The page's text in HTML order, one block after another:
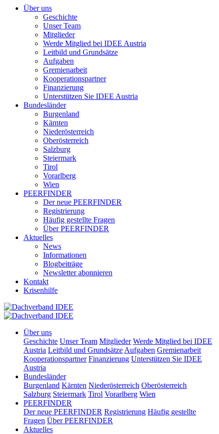
Über uns
Geschichte
Unser Team
Mitglieder
Werde Mitglied bei IDEE Austria
Leitbild und Grundsätze
Aufgaben
Gremienarbeit
Kooperationspartner
Finanzierung
Unterstützen Sie IDEE Austria
Bundesländer
Burgenland
Kärnten
Niederösterreich
Oberösterreich
Salzburg
Steiermark
Tirol
Vorarlberg
Wien
PEERFINDER
Der neue PEERFINDER
Registrierung
Häufig gestellte Fragen
Über PEERFINDER
Aktuelles
News
Informationen
Blogbeiträge
Newsletter abonnieren
Kontakt
Krisenhilfe
Über uns
Geschichte Unser Team Mitglieder Werde Mitglied bei IDEE
Austria Leitbild und Grundsätze Aufgaben Gremienarbeit
Kooperationspartner Finanzierung Unterstützen Sie IDEE
Austria
Bundesländer
Burgenland Kärnten Niederösterreich Oberösterreich
Salzburg Steiermark Tirol Vorarlberg Wien
PEERFINDER
Der neue PEERFINDER Registrierung Häufig gestellte
Fragen Über PEERFINDER
Aktuelles